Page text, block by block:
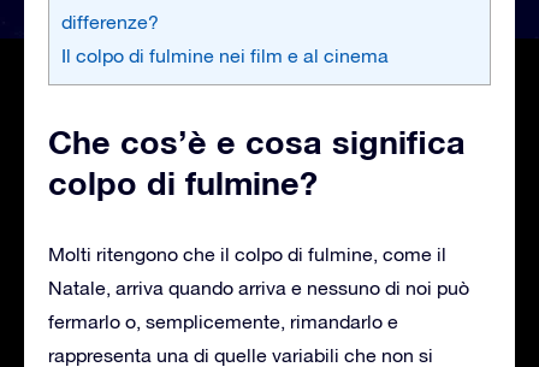
differenze?
Il colpo di fulmine nei film e al cinema
Che cos’è e cosa significa
colpo di fulmine?
Molti ritengono che il colpo di fulmine, come il
Natale, arriva quando arriva e nessuno di noi può
fermarlo o, semplicemente, rimandarlo e
rappresenta una di quelle variabili che non si